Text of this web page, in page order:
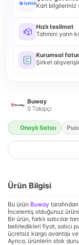
Kart bilgileriniz
Hızlı teslimat
Tahmini yarın
Kurumsal
Şirket
Buway
0 Takipçi
Onaylı Satıcı
Ürün Bilgisi
Bu ürün Buway
İncelemiş olduğunuz
Bir ürün, farklı satıcılar
belirledikleri fiyat, satıcı
ücretsiz kargo avantajı ve
Ayrıca, ürünlerin stok